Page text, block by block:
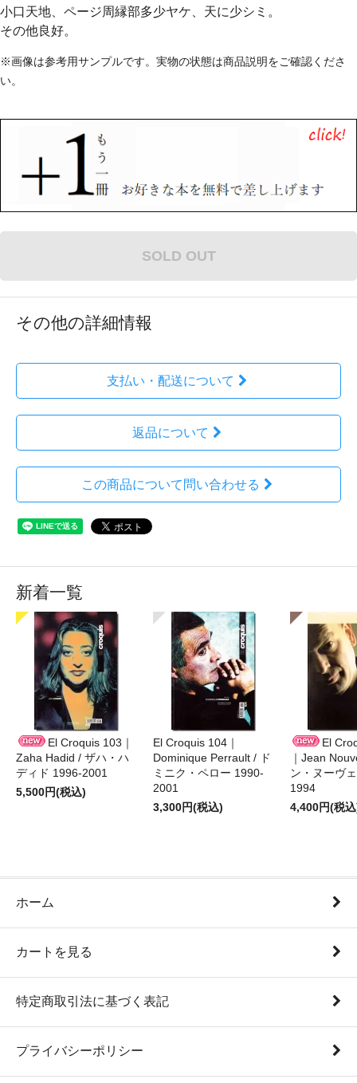
小口天地、ページ周縁部多少ヤケ、天に少シミ。
その他良好。
※画像は参考用サンプルです。実物の状態は商品説明をご確認くださ
い。
SOLD OUT
その他の詳細情報
支払い・配送について
返品について
この商品について問い合わせる
新着一覧
El Croquis 103｜
Zaha Hadid / ザハ・ハ
ディド 1996-2001
5,500円(税込)
El Croquis 104｜
Dominique Perrault / ド
ミニク・ペロー 1990-
2001
3,300円(税込)
El
｜Jean
ン・ヌーヴ
1994
4,400円(税
ホーム
カートを見る
特定商取引法に基づく表記
プライバシーポリシー